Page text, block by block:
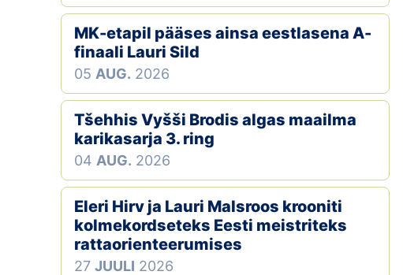
Loha
Kontakt
EOL
Galerii
Kaardid
Kalender
Koondised
MK-etapil pääses ainsa eestlasena A-
finaali Lauri Sild
05 AUG. 2026
Tšehhis Vyšši Brodis algas maailma
karikasarja 3. ring
04 AUG. 2026
Eleri Hirv ja Lauri Malsroos krooniti
kolmekordseteks Eesti meistriteks
rattaorienteerumises
27 JUULI 2026